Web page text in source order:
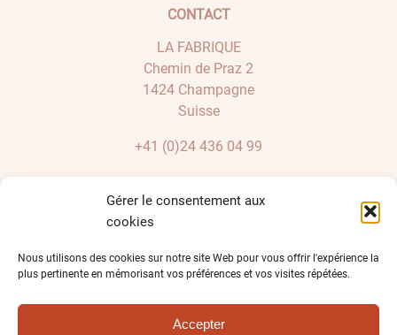
Gérer le consentement aux
cookies
Nous utilisons des cookies sur notre site Web pour vous offrir l'expérience la
plus pertinente en mémorisant vos préférences et vos visites répétées.
Accepter
CONTACT
LA FABRIQUE
Chemin de Praz 2
1424 Champagne
Suisse
+41 (0)24 436 04 99
BOUTIQUE
Solde bons cadeaux
Conditions générales de vente
Impressum